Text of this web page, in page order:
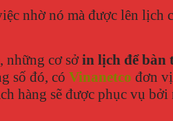
nhờ nó mà được lên lịch
những cơ sởin lịch để bàn
số đó, có Vinanetco đơn
hàng sẽ được phục vụ